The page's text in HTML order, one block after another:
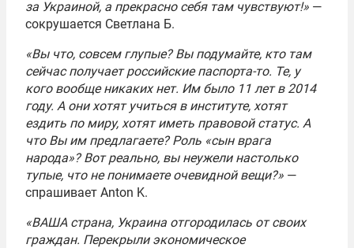
за Украиной, а прекрасно себя там чувствуют!» —
сокрушается Светлана Б.
«Вы что, совсем глупые? Вы подумайте, кто там
сейчас получает российские паспорта-то. Те, у
кого вообще никаких нет. Им было 11 лет в 2014
году. А они хотят учиться в институте, хотят
ездить по миру, хотят иметь правовой статус. А
что Вы им предлагаете? Роль «сын врага
народа»? Вот реально, вы неужели настолько
тупые, что не понимаете очевидной вещи?» —
спрашивает Anton K.
«ВАША страна, Украина отгородилась от своих
граждан. Перекрыли экономическое